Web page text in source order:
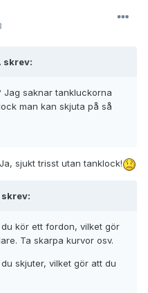
skrev:
Jag saknar tankluckorna
man kan skjuta på så
Ja, sjukt trisst utan tanklock!
skrev:
kör ett fordon, vilket gör
Ta skarpa kurvor osv.
skjuter, vilket gör att du